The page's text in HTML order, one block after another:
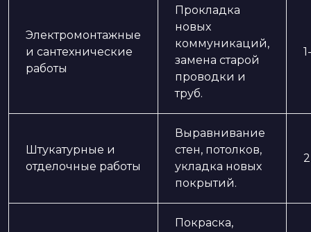
Электромонтажные
и сантехнические
работы
Прокладка
новых
коммуникаций,
замена старой
проводки и
труб.
Штукатурные и
отделочные работы
Выравнивание
стен, потолков,
укладка новых
покрытий.
Покраска,